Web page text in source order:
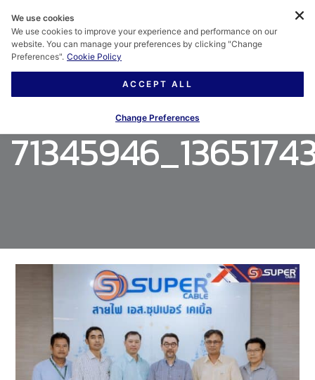
We use cookies
We use cookies to improve your experience and performance on our
website. You can manage your preferences by clicking "Change
Preferences". Cookie Policy
ACCEPT ALL
Change Preferences